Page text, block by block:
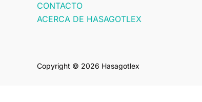
CONTACTO
ACERCA DE HASAGOTLEX
Copyright © 2026 Hasagotlex